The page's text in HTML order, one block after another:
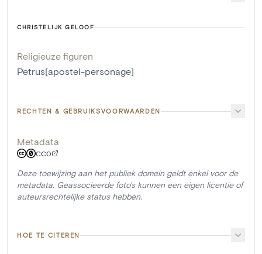
CHRISTELIJK GELOOF
Religieuze figuren
Petrus[apostel-personage]
RECHTEN & GEBRUIKSVOORWAARDEN
Metadata
CC0
Deze toewijzing aan het publiek domein geldt enkel voor de
metadata. Geassocieerde foto's kunnen een eigen licentie of
auteursrechtelijke status hebben.
HOE TE CITEREN